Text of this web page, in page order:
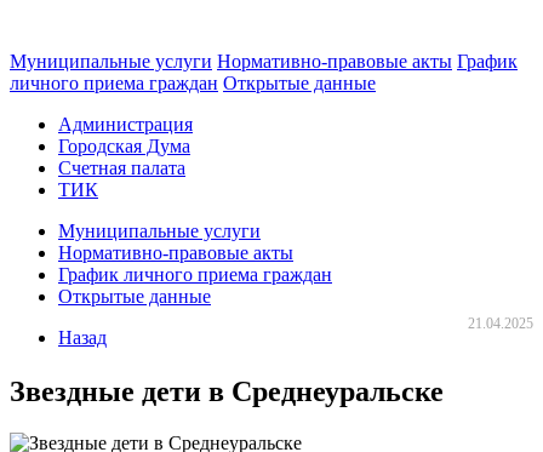
Муниципальные услуги Нормативно-правовые акты График
личного приема граждан Открытые данные
Администрация
Городская Дума
Счетная палата
ТИК
Муниципальные услуги
Нормативно-правовые акты
График личного приема граждан
Открытые данные
Назад
21.04.2025
Звездные дети в Среднеуральске